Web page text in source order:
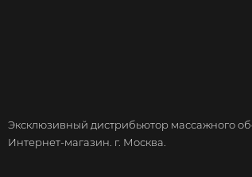
Ростов-на-Дону
Эксклюзивный дистрибьютор массажного
Интернет-магазин. г. Москва.